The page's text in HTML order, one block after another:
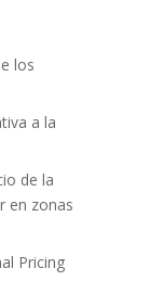
los
a la
de la
en zonas
Pricing